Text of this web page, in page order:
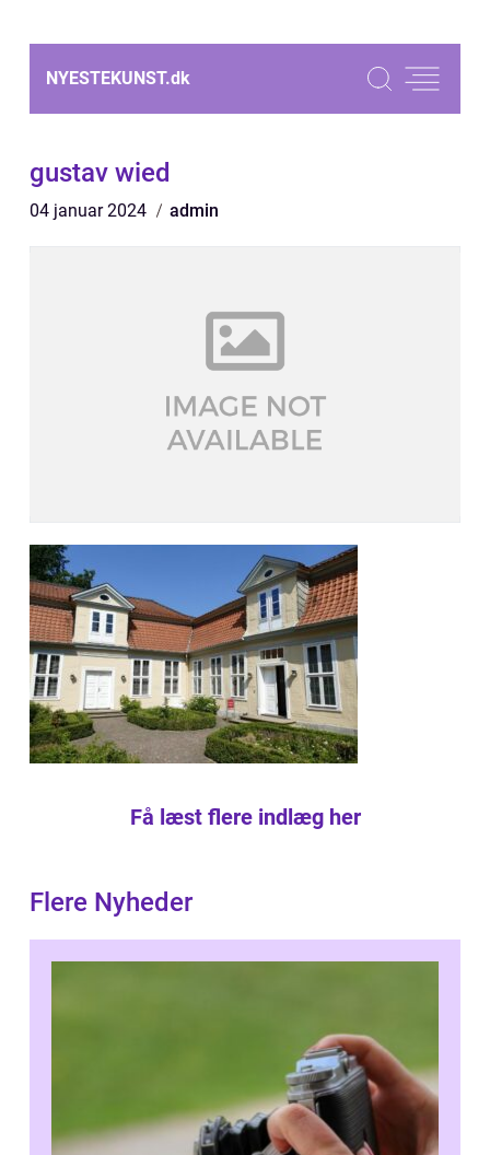
NYESTEKUNST.dk
gustav wied
04 januar 2024 admin
Få læst flere indlæg her
Flere Nyheder